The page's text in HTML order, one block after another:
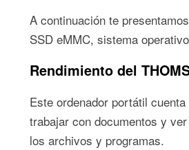
A continuación te
SSD eMMC, sistema
Rendimiento del
Este ordenador portátil
trabajar con documentos y
los archivos y programas.